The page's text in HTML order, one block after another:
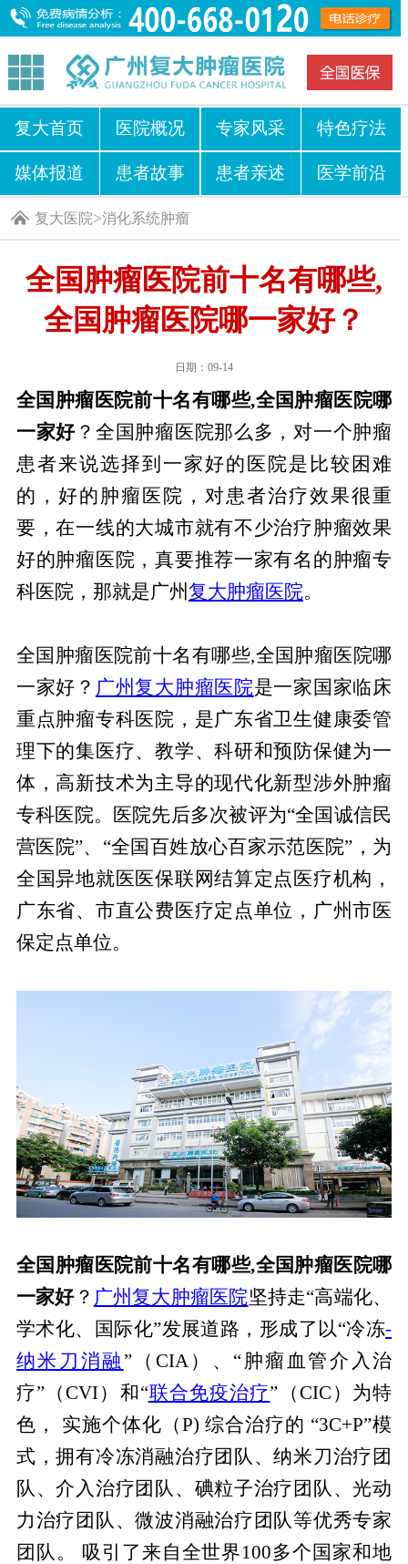
复大首页 医院概况 专家风采 特色疗法
媒体报道 患者故事 患者亲述 医学前沿
复大医院>消化系统肿瘤
全国肿瘤医院前十名有哪些,
全国肿瘤医院哪一家好？
日期：09-14
全国肿瘤医院前十名有哪些,全国肿瘤医院哪
一家好 ？全国肿瘤医院那么多，对一个肿瘤
患者来说选择到一家好的医院是比较困难
的，好的肿瘤医院，对患者治疗效果很重
要，在一线的大城市就有不少治疗肿瘤效果
好的肿瘤医院，真要推荐一家有名的肿瘤专
科医院，那就是广州复大肿瘤医院。
全国肿瘤医院前十名有哪些,全国肿瘤医院哪
一家好？ 广州复大肿瘤医院是一家国家临床
重点肿瘤专科医院，是广东省卫生健康委管
理下的集医疗、教学、科研和预防保健为一
体，高新技术为主导的现代化新型涉外肿瘤
专科医院。医院先后多次被评为“全国诚信民
营医院”、“全国百姓放心百家示范医院”，为
全国异地就医医保联网结算定点医疗机构，
广东省、市直公费医疗定点单位，广州市医
保定点单位。
全国肿瘤医院前十名有哪些,全国肿瘤医院哪
一家好？ 广州复大肿瘤医院坚持走“高端化、
学术化、国际化”发展道路，形成了以“冷冻-
纳米刀消融”（CIA）、“肿瘤血管介入治
疗”（CVI）和“联合免疫治疗”（CIC）为特
色， 实施个体化（P) 综合治疗的 “3C+P”模
式，拥有冷冻消融治疗团队、纳米刀治疗团
队、介入治疗团队、碘粒子治疗团队、光动
力治疗团队、微波消融治疗团队等优秀专家
团队。 吸引了来自全世界100多个国家和地